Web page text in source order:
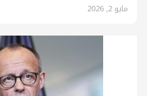
مايو 2, 2026